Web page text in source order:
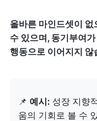
올바른 마인드셋이
수 있으며, 동기부여
행동으로 이어지지 않
📌 예시: 성장 지향
움의 기회로 볼 수